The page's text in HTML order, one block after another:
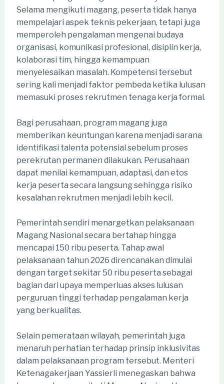
Selama mengikuti magang, peserta tidak hanya
mempelajari aspek teknis pekerjaan, tetapi juga
memperoleh pengalaman mengenai budaya
organisasi, komunikasi profesional, disiplin kerja,
kolaborasi tim, hingga kemampuan
menyelesaikan masalah. Kompetensi tersebut
sering kali menjadi faktor pembeda ketika lulusan
memasuki proses rekrutmen tenaga kerja formal.
Bagi perusahaan, program magang juga
memberikan keuntungan karena menjadi sarana
identifikasi talenta potensial sebelum proses
perekrutan permanen dilakukan. Perusahaan
dapat menilai kemampuan, adaptasi, dan etos
kerja peserta secara langsung sehingga risiko
kesalahan rekrutmen menjadi lebih kecil.
Pemerintah sendiri menargetkan pelaksanaan
Magang Nasional secara bertahap hingga
mencapai 150 ribu peserta. Tahap awal
pelaksanaan tahun 2026 direncanakan dimulai
dengan target sekitar 50 ribu peserta sebagai
bagian dari upaya memperluas akses lulusan
perguruan tinggi terhadap pengalaman kerja
yang berkualitas.
Selain pemerataan wilayah, pemerintah juga
menaruh perhatian terhadap prinsip inklusivitas
dalam pelaksanaan program tersebut. Menteri
Ketenagakerjaan Yassierli menegaskan bahwa